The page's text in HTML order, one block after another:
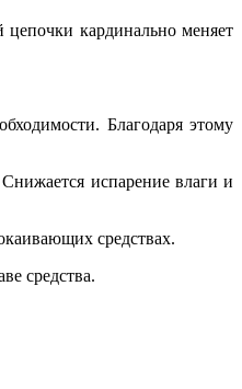
кардинально меняет
Благодаря этому
испарение влаги и
средствах.
средства.